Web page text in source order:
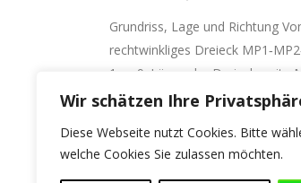
Wir schätzen Ihre
Diese Webseite nutzt Cookies. Bitte
welche Cookies Sie zulassen möchten.
Grundriss, Lage und Richtung
rechtwinkliges Dreieck
1 zu 9. Länge der Dreiecksseite